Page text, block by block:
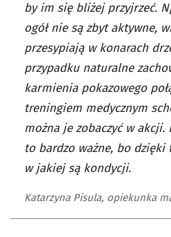
by im się bliżej przyjrzeć.
ogół nie są zbyt aktywne,
przesypiają w konarach
przypadku naturalne
karmienia pokazowego
treningiem medycznym
można je zobaczyć w
to bardzo ważne, bo
w jakiej są kondycji.
Katarzyna Pisula, opiekunka